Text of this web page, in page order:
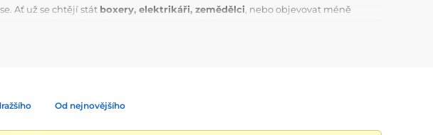
Ať už se chtějí stát boxery, elektrikáři, zemědělci , nebo objevovat méně
Od nejnovějšího